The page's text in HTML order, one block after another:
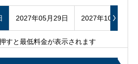
2027年05月29日 2027年10月16日
すと最低料金が表示されます